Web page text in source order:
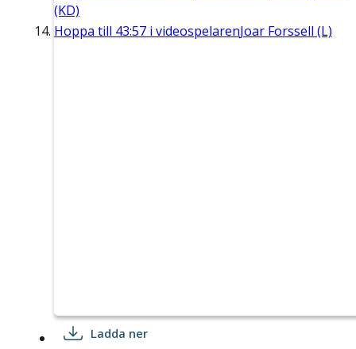
(KD)
Hoppa till 43:57 i videospelarenJoar Forssell (L)
Ladda ner